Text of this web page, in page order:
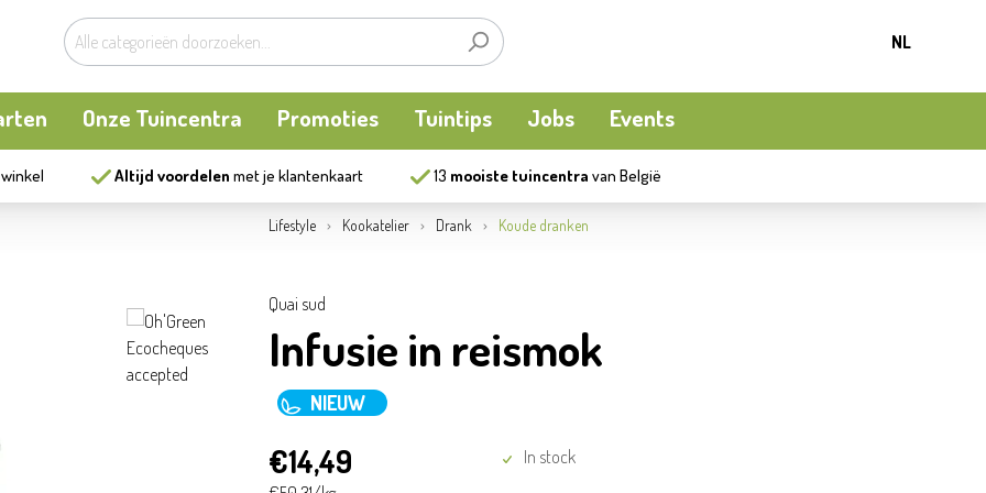
NL
Onze Tuincentra Promoties Tuintips Jobs Events
Kamerplanten
Tuininrichting
Bestrijding
Kweekaccessoires
Kooi-en natuurvogels
Terrasverwarming
Homewear
Altijd voordelen met je klantenkaart 13 mooiste tuincentra van België
Lifestyle Kookatelier Drank Koude dranken
Quai sud
Infusie in reismok
NIEUW
€14,49 In stock